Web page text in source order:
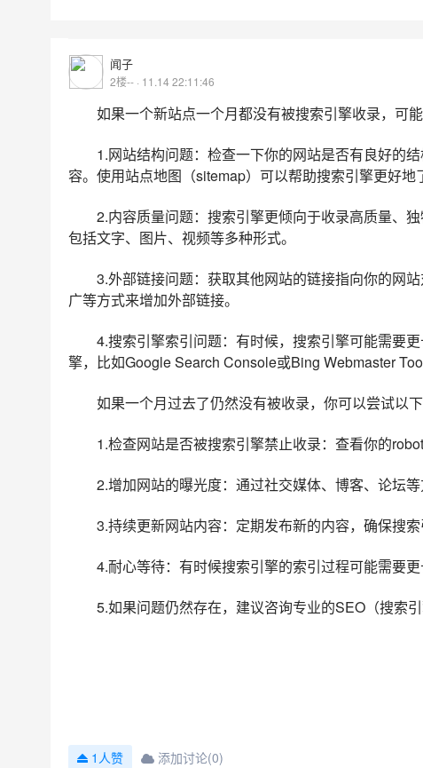
闻子
2楼-- · 11.14 22:11:46
如果一个新站点一个月都没有被搜索引擎收录，可能
1.网站结构问题：检查一下你的网站是否有良好的
容。使用站点地图（sitemap）可以帮助搜索引擎更好地
2.内容质量问题：搜索引擎更倾向于收录高质量、
包括文字、图片、视频等多种形式。
3.外部链接问题：获取其他网站的链接指向你的网
广等方式来增加外部链接。
4.搜索引擎索引问题：有时候，搜索引擎可能需要
擎，比如Google Search Console或Bing Webmaster
如果一个月过去了仍然没有被收录，你可以尝试以下
1.检查网站是否被搜索引擎禁止收录：查看你的
2.增加网站的曝光度：通过社交媒体、博客、论坛
3.持续更新网站内容：定期发布新的内容，确保搜
4.耐心等待：有时候搜索引擎的索引过程可能需要
5.如果问题仍然存在，建议咨询专业的SEO（搜索
1人赞 添加讨论(0)